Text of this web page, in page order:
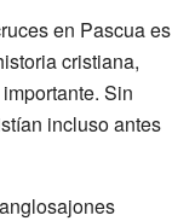
en Pascua es
cristiana,
Sin
incluso antes